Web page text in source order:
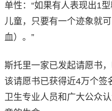
单性：“如果有人表现出1
儿童，只要有一个迹象就
血）。”
斯托里一家已发起请愿书，
该请愿书已获得近4万个签
卫生专业人员和广大公众